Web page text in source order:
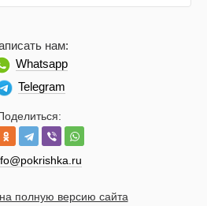
нам:
Whatsapp
Telegram
полную версию сайта